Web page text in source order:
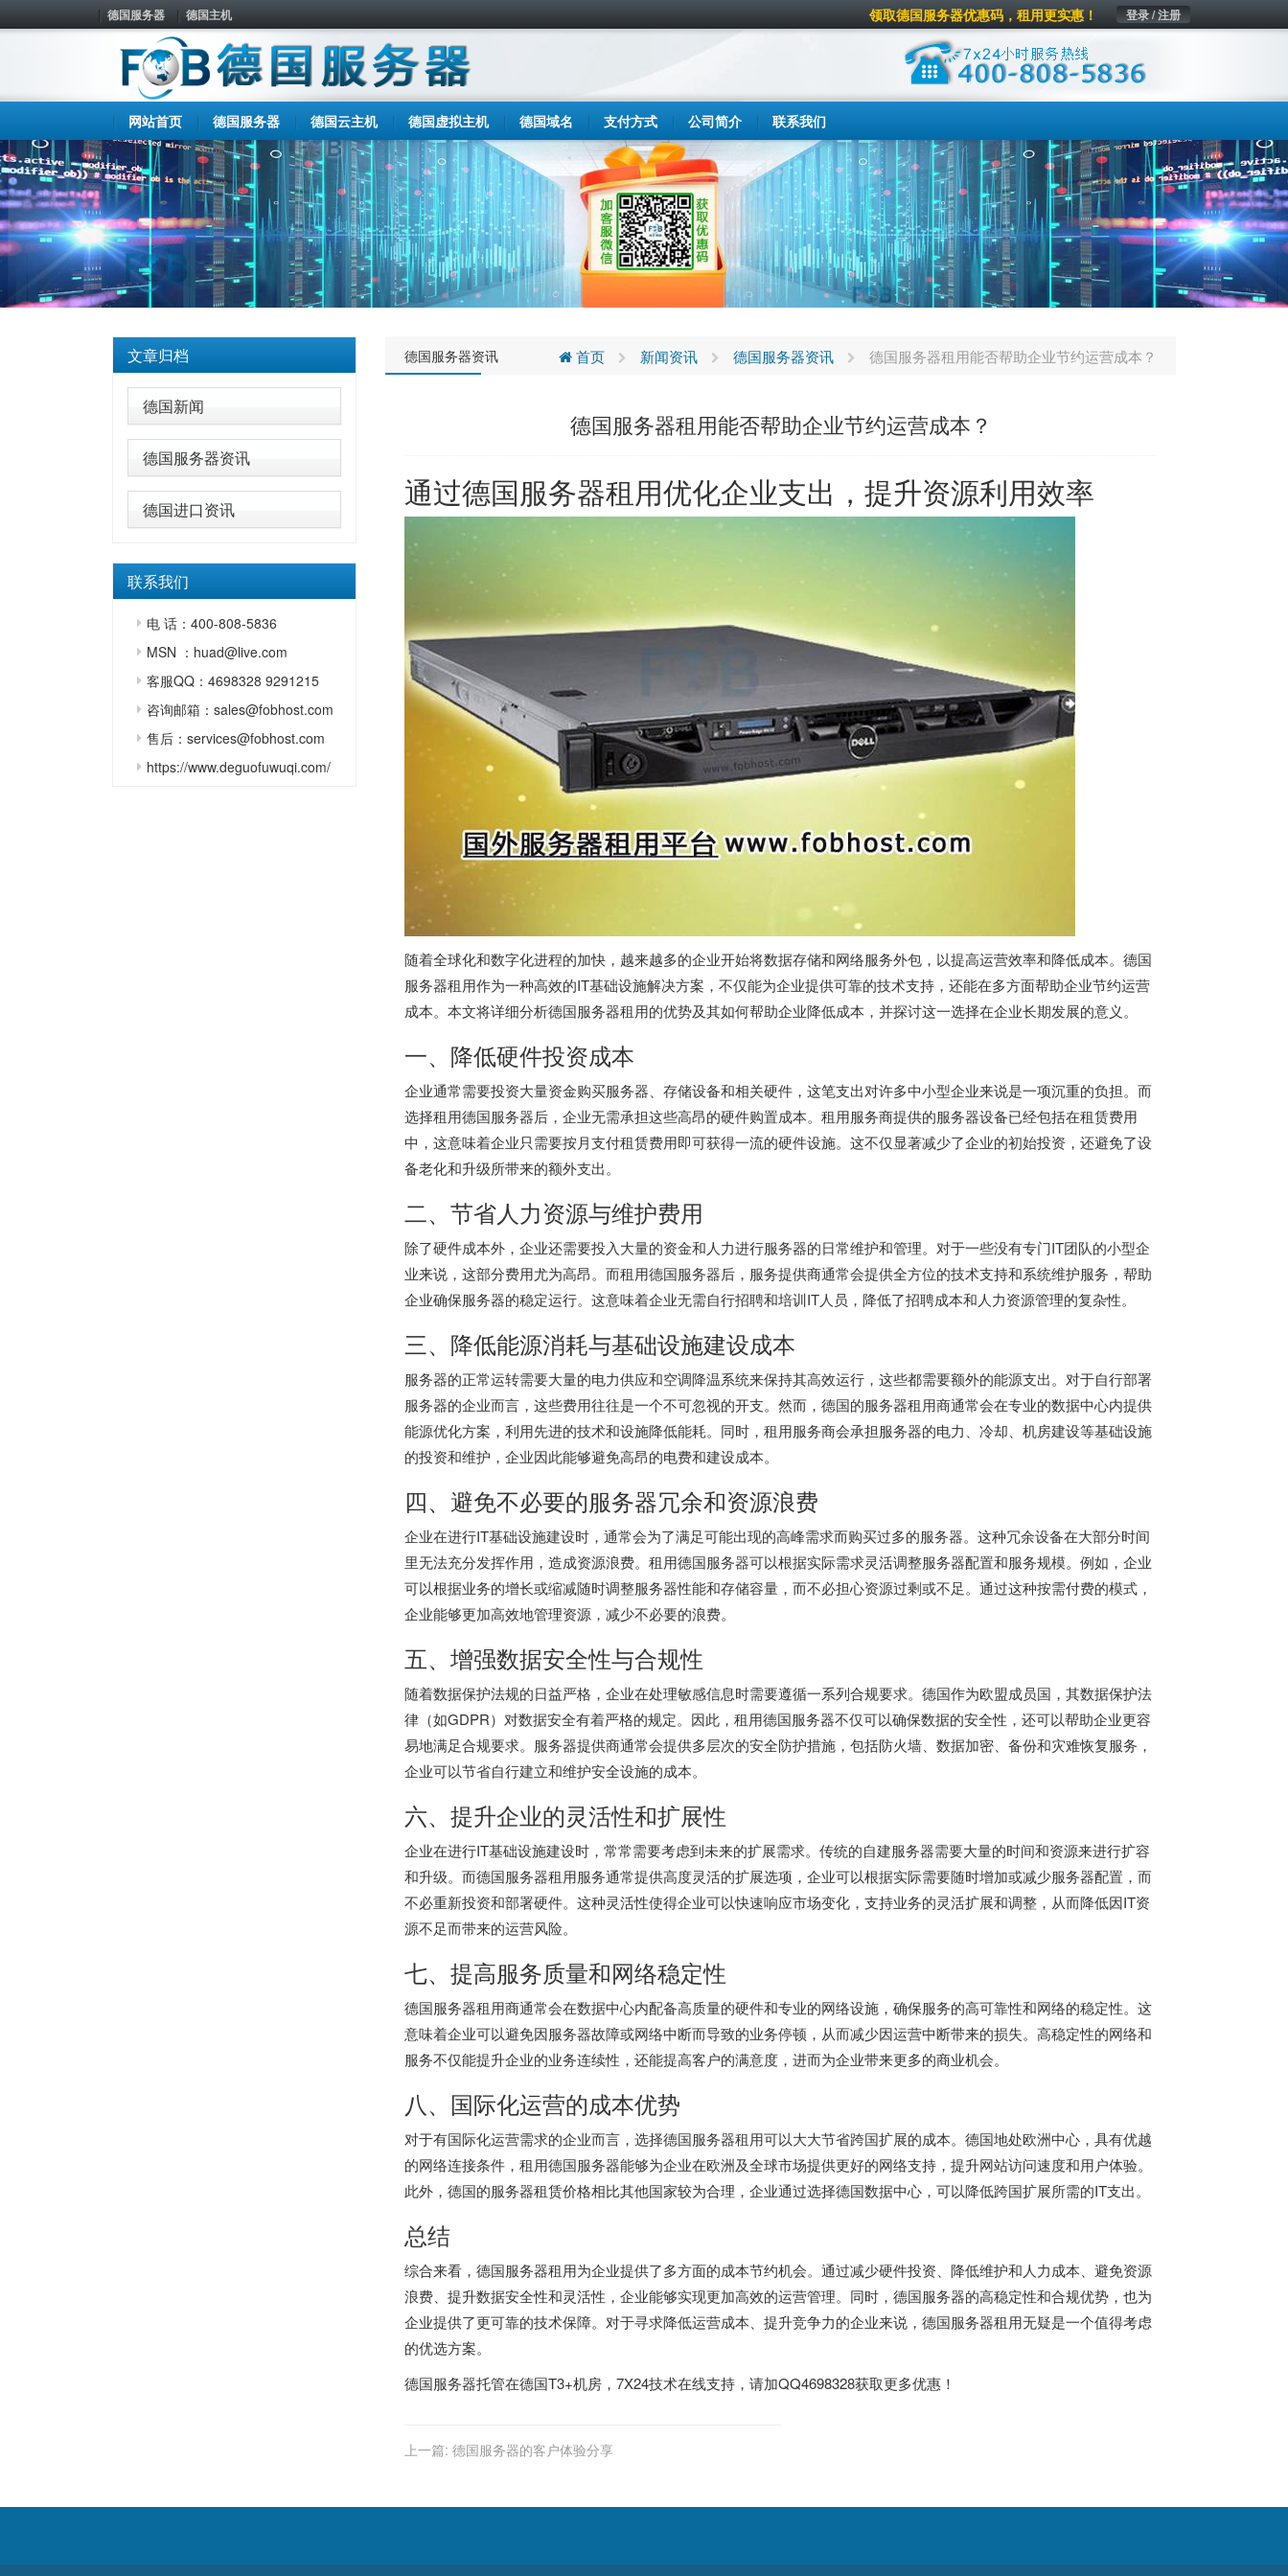
德国服务器 德国主机 登录 / 注册
领取德国服务器优惠码，租用更实惠！
网站首页 德国服务器 德国云主机 德国虚拟主机 德国域名 支付方式 公司简介 联系我们
文章归档
德国新闻
德国服务器资讯
德国进口资讯
联系我们
电 话：400-808-5836
MSN ：huad@live.com
客服QQ：4698328 9291215
咨询邮箱：sales@fobhost.com
售后：services@fobhost.com
https://www.deguofuwuqi.com/
德国服务器资讯 首页 新闻资讯 德国服务器资讯 德国服务器租用能否帮助企业节约运营成本？
德国服务器租用能否帮助企业节约运营成本？
通过德国服务器租用优化企业支出，提升资源利用效率
随着全球化和数字化进程的加快，越来越多的企业开始将数据存储和网络服务外包，以提高运营效率和降低成本。 德国
服务器租用作为一种高效的IT基础设施解决方案，不仅能为企业提供可靠的技术支持，还能在多方面帮助企业节约运营
成本。本文将详细分析德国服务器租用的优势及其如何帮助企业降低成本，并探讨这一选择在企业长期发展的意义。
一、降低硬件投资成本
企业通常需要投资大量资金购买服务器、存储设备和相关硬件，这笔支出对许多中小型企业来说是一项沉重的负担。而
选择租用德国服务器后，企业无需承担这些高昂的硬件购置成本。租用服务商提供的服务器设备已经包括在租赁费用
中，这意味着企业只需要按月支付租赁费用即可获得一流的硬件设施。这不仅显著减少了企业的初始投资，还避免了设
备老化和升级所带来的额外支出。
二、节省人力资源与维护费用
除了硬件成本外，企业还需要投入大量的资金和人力进行服务器的日常维护和管理。对于一些没有专门IT团队的小型企
业来说，这部分费用尤为高昂。而租用德国服务器后，服务提供商通常会提供全方位的技术支持和系统维护服务，帮助
企业确保服务器的稳定运行。这意味着企业无需自行招聘和培训IT人员，降低了招聘成本和人力资源管理的复杂性。
三、降低能源消耗与基础设施建设成本
服务器的正常运转需要大量的电力供应和空调降温系统来保持其高效运行，这些都需要额外的能源支出。对于自行部署
服务器的企业而言，这些费用往往是一个不可忽视的开支。然而，德国的服务器租用商通常会在专业的数据中心内提供
能源优化方案，利用先进的技术和设施降低能耗。同时，租用服务商会承担服务器的电力、冷却、机房建设等基础设施
的投资和维护，企业因此能够避免高昂的电费和建设成本。
四、避免不必要的服务器冗余和资源浪费
企业在进行IT基础设施建设时，通常会为了满足可能出现的高峰需求而购买过多的服务器。这种冗余设备在大部分时间
里无法充分发挥作用，造成资源浪费。租用德国服务器可以根据实际需求灵活调整服务器配置和服务规模。例如，企业
可以根据业务的增长或缩减随时调整服务器性能和存储容量，而不必担心资源过剩或不足。通过这种按需付费的模式，
企业能够更加高效地管理资源，减少不必要的浪费。
五、增强数据安全性与合规性
随着数据保护法规的日益严格，企业在处理敏感信息时需要遵循一系列合规要求。德国作为欧盟成员国，其数据保护法
律（如GDPR）对数据安全有着严格的规定。因此，租用德国服务器不仅可以确保数据的安全性，还可以帮助企业更容
易地满足合规要求。服务器提供商通常会提供多层次的安全防护措施，包括防火墙、数据加密、备份和灾难恢复服务，
企业可以节省自行建立和维护安全设施的成本。
六、提升企业的灵活性和扩展性
企业在进行IT基础设施建设时，常常需要考虑到未来的扩展需求。传统的自建服务器需要大量的时间和资源来进行扩容
和升级。而德国服务器租用服务通常提供高度灵活的扩展选项，企业可以根据实际需要随时增加或减少服务器配置，而
不必重新投资和部署硬件。这种灵活性使得企业可以快速响应市场变化，支持业务的灵活扩展和调整，从而降低因IT资
源不足而带来的运营风险。
七、提高服务质量和网络稳定性
德国服务器租用商通常会在数据中心内配备高质量的硬件和专业的网络设施，确保服务的高可靠性和网络的稳定性。这
意味着企业可以避免因服务器故障或网络中断而导致的业务停顿，从而减少因运营中断带来的损失。高稳定性的网络和
服务不仅能提升企业的业务连续性，还能提高客户的满意度，进而为企业带来更多的商业机会。
八、国际化运营的成本优势
对于有国际化运营需求的企业而言，选择德国服务器租用可以大大节省跨国扩展的成本。德国地处欧洲中心，具有优越
的网络连接条件，租用德国服务器能够为企业在欧洲及全球市场提供更好的网络支持，提升网站访问速度和用户体验。
此外，德国的服务器租赁价格相比其他国家较为合理，企业通过选择德国数据中心，可以降低跨国扩展所需的IT支出。
总结
综合来看，德国服务器租用为企业提供了多方面的成本节约机会。通过减少硬件投资、降低维护和人力成本、避免资源
浪费、提升数据安全性和灵活性，企业能够实现更加高效的运营管理。同时，德国服务器的高稳定性和合规优势，也为
企业提供了更可靠的技术保障。对于寻求降低运营成本、提升竞争力的企业来说，德国服务器租用无疑是一个值得考虑
的优选方案。
德国服务器托管在德国T3+机房，7X24技术在线支持，请加QQ4698328获取更多优惠！
上一篇: 德国服务器的客户体验分享